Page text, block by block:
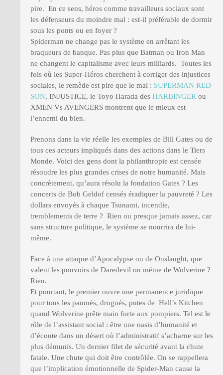
pire. En ce sens, héros comme travailleurs sociaux sont
les défenseurs du moindre mal : est-il préférable de dormir
sous les ponts ou en foyer ?
Spiderman ne change pas le système en arrêtant les
braqueurs de banque. Pas plus que Batman ou Iron Man
ne changent le capitalisme avec leurs milliards. Toutes les
fois où les Super-Héros cherchent à corriger des injustices
sociales, le remède est pire que le mal : SUPERMAN RED
SON, INJUSTICE, le Toyo Harada des HARBINGER ou
XMEN Vs AVENGERS montrent que le mieux est
l’ennemi du bien.
Prenons dans la vie réelle les exemples de Bill Gates ou de
tous ces acteurs impliqués dans des actions dans le Tiers
Monde. Voici des gens dont la philanthropie est censée
résoudre les plus grandes crises de notre humanité. Mais
concrètement, qu’aura résolu la fondation Gates ? Les
concerts de Bob Geldof censés éradiquer la pauvreté ? Les
dollars envoyés à chaque Tsunami, incendie,
tremblements de terre ? Rien ou presque jamais assez, car
sans structure politique, le système se nourrira de lui-
même.
Face à une attaque d’Apocalypse ou de Onslaught, que
valent les pouvoirs de Daredevil ou même de Wolverine ?
Rien.
Et pourtant, le premier ouvre une permanence juridique
pour tous les paumés, drogués, putes de Hell’s Kitchen
quand Wolverine prête main forte aux pompiers. Tel est le
rôle de l’assistant social : être une oasis d’humanité et
d’écoute dans un désert où l’administratif s’acharne sur les
plus démunis. Un dernier filet de sécurité avant la chute
fatale. Une chute qui doit être contrôlée. On se rappellera
que l’implication émotionnelle de Spider-Man cause la